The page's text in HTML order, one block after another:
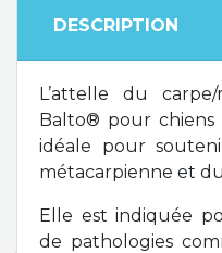
DESCRIPTION
L’attelle du
Balto® pour
idéale pour
métacarpienne et
Elle est indiquée
de pathologies